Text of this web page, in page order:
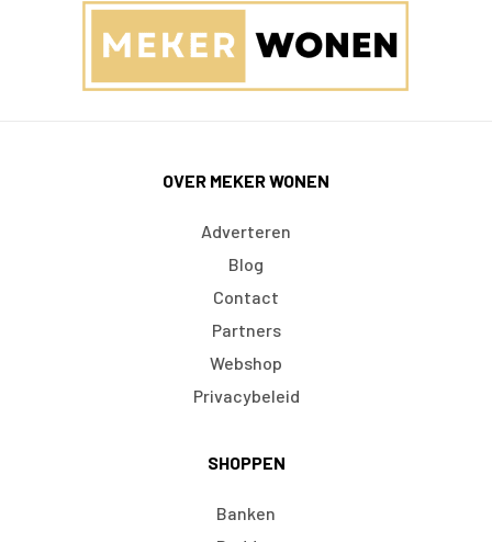
OVER MEKER WONEN
Adverteren
Blog
Contact
Partners
Webshop
Privacybeleid
SHOPPEN
Banken